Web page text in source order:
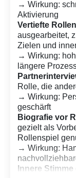
→ Wirkung:
Aktivierung
Vertiefte
ausgearbeitet,
Zielen und
→ Wirkung:
längere
Rolle, die
→ Wirkung:
geschärft
Biografie vor
gezielt als
Rollenspiel
→ Wirkung:
Innere Stimme